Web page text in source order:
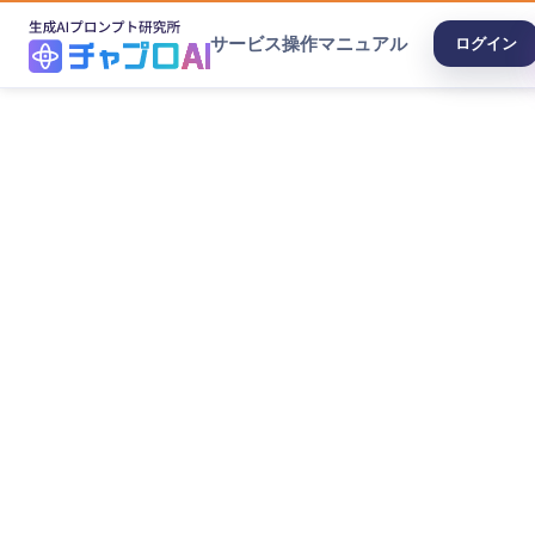
サービス操作マニュアル ログイン